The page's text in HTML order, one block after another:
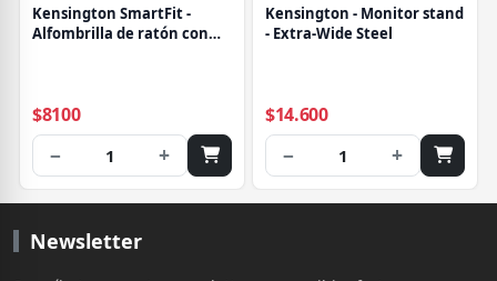
Kensington SmartFit -
Alfombrilla de ratón con
$8100
− 1 +
Kensington - Monitor stand
- Extra-Wide Steel
$14.600
− 1 +
Newsletter